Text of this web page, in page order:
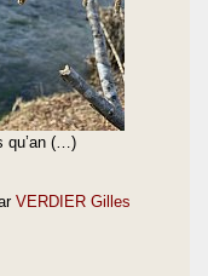
qu’an (…)
VERDIER Gilles